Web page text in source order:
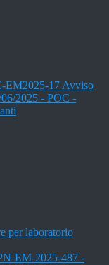
EM2025-17 Avviso
2025 - POC -
per laboratorio
EM-2025-487 -